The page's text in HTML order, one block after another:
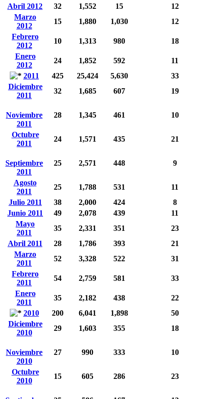
Abril 2012
32 1,552 15
12
Marzo
2012
15 1,880 1,030
12
Febrero
2012
10 1,313 980
18
Enero
2012
24 1,852 592
11
2011
425 25,424 5,630
33
Diciembre
2011
32 1,685 607 19
Noviembre
2011
28 1,345 461 10
Octubre
2011
24 1,571 435 21
Septiembre
2011
25 2,571 448 9
Agosto
2011
25 1,788 531
11
Julio 2011
38 2,000 424
8
Junio 2011
49 2,078 439
11
Mayo
2011
35 2,331 351
23
Abril 2011
28 1,786 393
21
Marzo
2011
52 3,328 522
31
Febrero
2011
54 2,759 581
33
Enero
2011
35 2,182 438
22
2010
200 6,041 1,898
50
Diciembre
2010
29 1,603 355 18
Noviembre
2010
27 990 333 10
Octubre
2010
15 605 286 23